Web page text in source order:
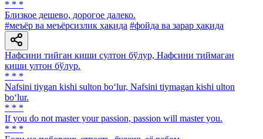
* * *
Близкое дешево, дорогое далеко.
#меъёр ва меъёрсизлик ҳақида #фойда ва зарар ҳақида
Нафсини тийган киши султон бўлур, Нафсини тиймаган
киши ултон бўлур.
* * *
Nafsini tiygan kishi sulton bo‘lur, Nafsini tiymagan kishi ulton
bo‘lur.
* * *
If you do not master your passion, passion will master you.
* * *